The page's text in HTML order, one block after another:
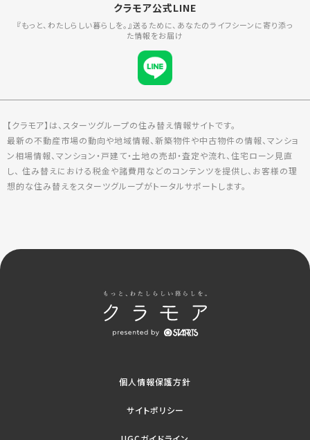
クラモア公式LINE
『もっと、わたしらしい暮らしを。』送るために、あなたのライフシーンに寄り添っ
た情報をお届け
【クラモア】は、スターツグループの住み替え情報サイトです。
最新の不動産市場の動向や地域情報、新築物件や中古物件の情報、マンショ
ン相場情報、マンション・戸建て・土地の売却・査定や流れ、住宅ローン見直
し、 住み替えにおける税金や諸費用などのコンテンツを提供し、お客様の理
想的な住み替えをスターツグループがトータルサポートします。
個人情報保護方針
サイトポリシー